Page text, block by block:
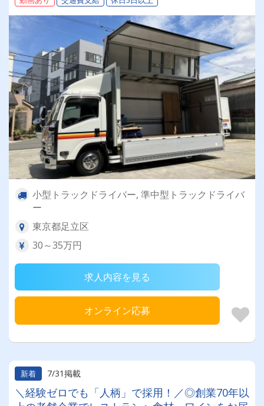
小型トラックドライバー, 準中型トラックドライバ
ー
東京都足立区
30～35万円
求人内容を見る
オンライン応募
新着 7/31掲載
＼経験ゼロでも「人柄」で採用！／◎創業70年以